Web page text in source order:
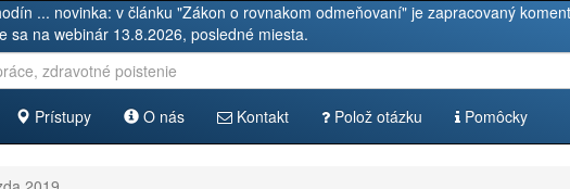
... novinka: v článku "Zákon o rovnakom odmeňovaní" je zapracovaný
sa na webinár 13.8.2026, posledné miesta.
Prístupy O nás Kontakt Polož otázku Pomôcky